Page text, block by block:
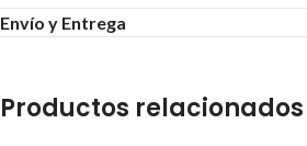
Envío y Entrega
Productos relacionados